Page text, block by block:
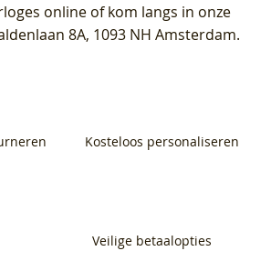
online of kom langs in onze
8A, 1093 NH Amsterdam.
Kosteloos personaliseren
Veilige betaalopties